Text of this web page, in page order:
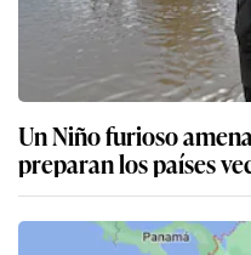
Un Niño furioso
preparan los países